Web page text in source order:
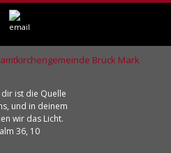
ist die Quelle
und in deinem
wir das Licht.
36, 10